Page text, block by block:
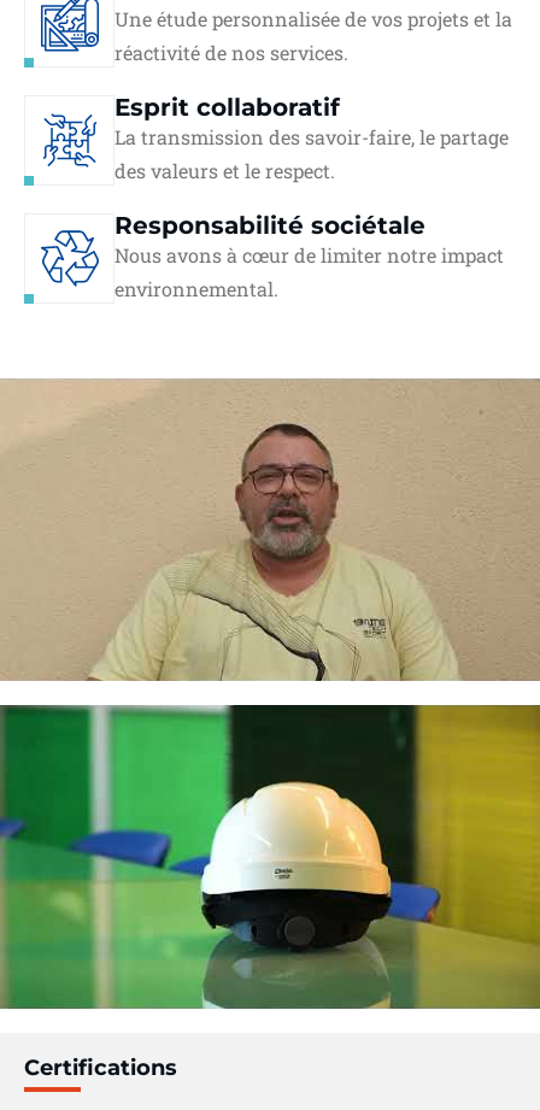
Une étude personnalisée de vos projets et la
réactivité de nos services.
Esprit collaboratif
La transmission des savoir-faire, le partage
des valeurs et le respect.
Responsabilité sociétale
Nous avons à cœur de limiter notre impact
environnemental.
Certifications